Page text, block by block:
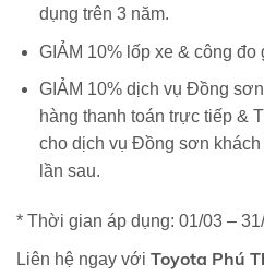
dụng trên 3 năm.
GIẢM 10% lốp xe & công đo
GIẢM 10% dịch vụ Đồng
hàng thanh toán trực tiếp &
cho dịch vụ Đồng sơn
lần sau.
* Thời gian áp dụng: 01/03 –
Liên hệ ngay với Toyota Phú